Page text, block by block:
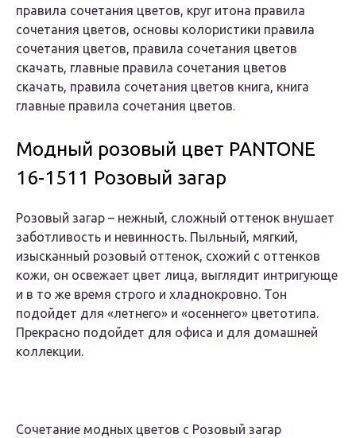
правила сочетания цветов, круг итона правила
сочетания цветов, основы колористики правила
сочетания цветов, правила сочетания цветов
скачать, главные правила сочетания цветов
скачать, правила сочетания цветов книга, книга
главные правила сочетания цветов.
Модный розовый цвет PANTONE
16-1511 Розовый загар
Розовый загар – нежный, сложный оттенок внушает
заботливость и невинность. Пыльный, мягкий,
изысканный розовый оттенок, схожий с оттенков
кожи, он освежает цвет лица, выглядит интригующе
и в то же время строго и хладнокровно. Тон
подойдет для «летнего» и «осеннего» цветотипа.
Прекрасно подойдет для офиса и для домашней
коллекции.
Сочетание модных цветов с Розовый загар